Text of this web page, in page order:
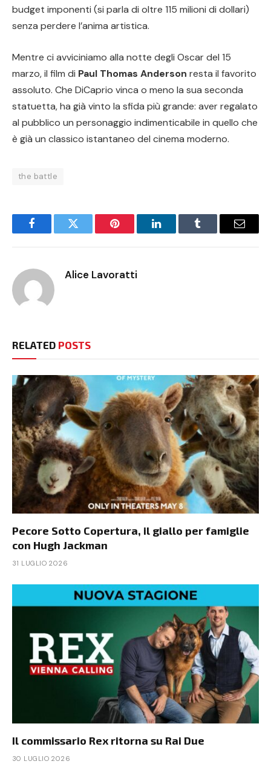
budget imponenti (si parla di oltre 115 milioni di dollari)
senza perdere l’anima artistica.
Mentre ci avviciniamo alla notte degli Oscar del 15
marzo, il film di Paul Thomas Anderson resta il favorito
assoluto. Che DiCaprio vinca o meno la sua seconda
statuetta, ha già vinto la sfida più grande: aver regalato
al pubblico un personaggio indimenticabile in quello che
è già un classico istantaneo del cinema moderno.
the battle
FacebookTwitter Pinterest LinkedInTumblr Email
Alice Lavoratti
RELATED POSTS
Pecore Sotto Copertura, il giallo per famiglie
con Hugh Jackman
31 LUGLIO 2026
Il commissario Rex ritorna su Rai Due
30 LUGLIO 2026